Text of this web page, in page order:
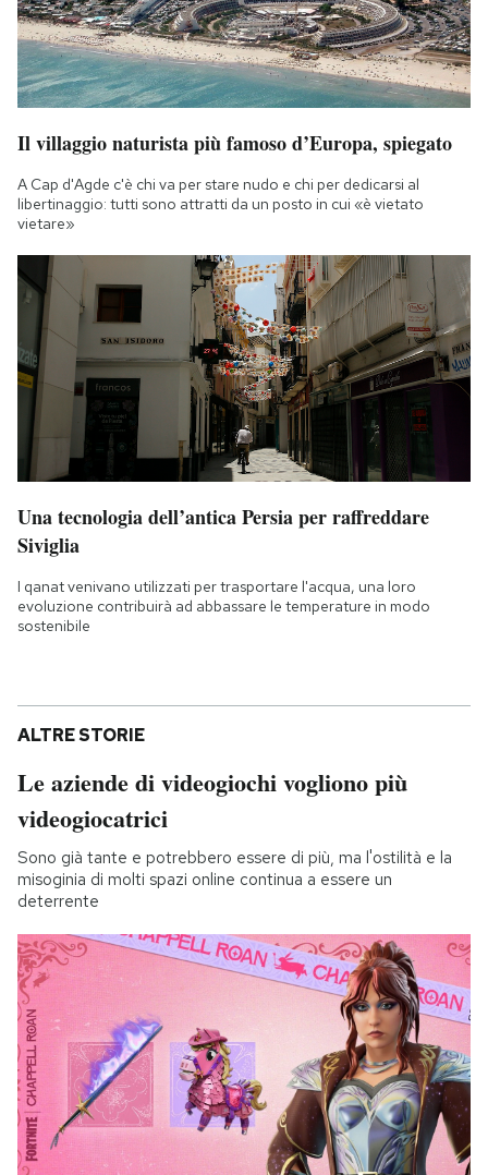
Il villaggio naturista più famoso d’Europa, spiegato
A Cap d'Agde c'è chi va per stare nudo e chi per dedicarsi al
libertinaggio: tutti sono attratti da un posto in cui «è vietato
vietare»
Una tecnologia dell’antica Persia per raffreddare
Siviglia
I qanat venivano utilizzati per trasportare l'acqua, una loro
evoluzione contribuirà ad abbassare le temperature in modo
sostenibile
ALTRE STORIE
Le aziende di videogiochi vogliono più
videogiocatrici
Sono già tante e potrebbero essere di più, ma l'ostilità e la
misoginia di molti spazi online continua a essere un
deterrente